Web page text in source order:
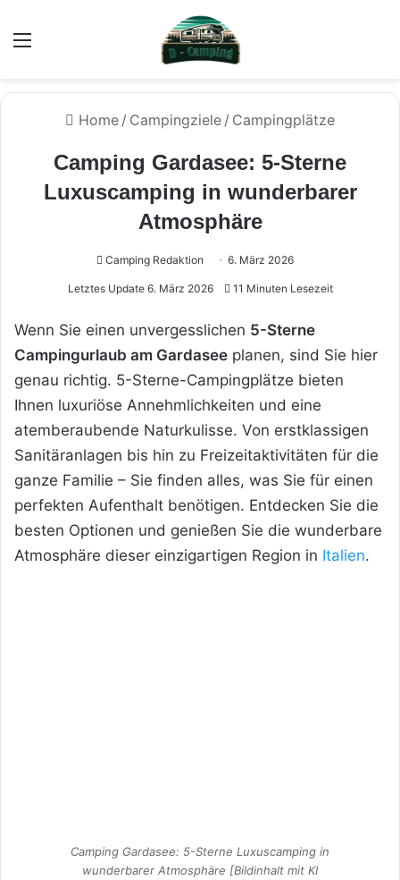
Home / Campingziele / Campingplätze
Camping Gardasee: 5-Sterne
Luxuscamping in wunderbarer
Atmosphäre
Camping Redaktion 6. März 2026
Letztes Update 6. März 2026 11 Minuten Lesezeit
Wenn Sie einen unvergesslichen 5-Sterne
Campingurlaub am Gardasee planen, sind Sie hier
genau richtig. 5-Sterne-Campingplätze bieten
Ihnen luxuriöse Annehmlichkeiten und eine
atemberaubende Naturkulisse. Von erstklassigen
Sanitäranlagen bis hin zu Freizeitaktivitäten für die
ganze Familie – Sie finden alles, was Sie für einen
perfekten Aufenthalt benötigen. Entdecken Sie die
besten Optionen und genießen Sie die wunderbare
Atmosphäre dieser einzigartigen Region in Italien.
Camping Gardasee: 5-Sterne Luxuscamping in
wunderbarer Atmosphäre [Bildinhalt mit KI